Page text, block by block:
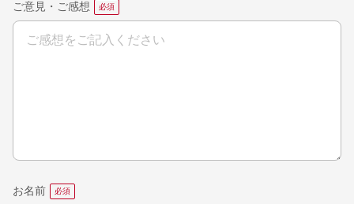
ご意見・ご感想
お名前